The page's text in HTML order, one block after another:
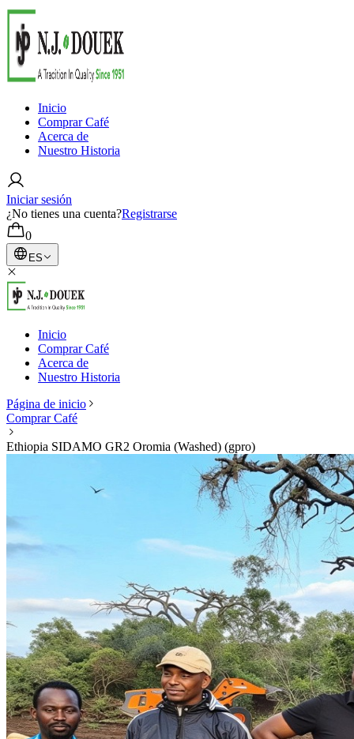
Inicio
Comprar Café
Acerca de
Nuestro Historia
Iniciar sesión
¿No tienes una cuenta?Registrarse
0
ES
Inicio
Comprar Café
Acerca de
Nuestro Historia
Página de inicio
Comprar Café
Ethiopia SIDAMO GR2 Oromia (Washed) (gpro)